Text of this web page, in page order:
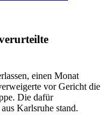
einen Monat
vor Gericht die
Die dafür
Karlsruhe stand.